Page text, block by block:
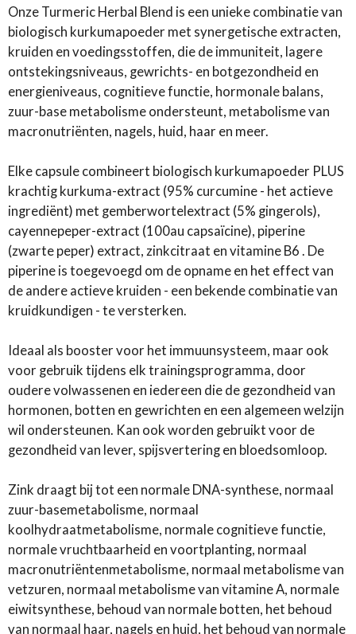
Onze Turmeric Herbal Blend is een unieke combinatie van
biologisch kurkumapoeder met synergetische extracten,
kruiden en voedingsstoffen, die de immuniteit, lagere
ontstekingsniveaus, gewrichts- en botgezondheid en
energieniveaus, cognitieve functie, hormonale balans,
zuur-base metabolisme ondersteunt, metabolisme van
macronutriënten, nagels, huid, haar en meer.
Elke capsule combineert biologisch kurkumapoeder PLUS
krachtig kurkuma-extract (95% curcumine - het actieve
ingrediënt) met gemberwortelextract (5% gingerols),
cayennepeper-extract (100au capsaïcine), piperine
(zwarte peper) extract, zinkcitraat en vitamine B6 . De
piperine is toegevoegd om de opname en het effect van
de andere actieve kruiden - een bekende combinatie van
kruidkundigen - te versterken.
Ideaal als booster voor het immuunsysteem, maar ook
voor gebruik tijdens elk trainingsprogramma, door
oudere volwassenen en iedereen die de gezondheid van
hormonen, botten en gewrichten en een algemeen welzijn
wil ondersteunen. Kan ook worden gebruikt voor de
gezondheid van lever, spijsvertering en bloedsomloop.
Zink draagt ​​bij tot een normale DNA-synthese, normaal
zuur-basemetabolisme, normaal
koolhydraatmetabolisme, normale cognitieve functie,
normale vruchtbaarheid en voortplanting, normaal
macronutriëntenmetabolisme, normaal metabolisme van
vetzuren, normaal metabolisme van vitamine A, normale
eiwitsynthese, behoud van normale botten, het behoud
van normaal haar, nagels en huid, het behoud van normale